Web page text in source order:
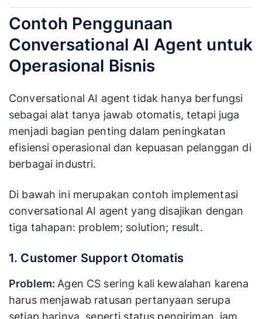
Contoh Penggunaan
Conversational AI Agent untuk
Operasional Bisnis
Conversational AI agent tidak hanya berfungsi
sebagai alat tanya jawab otomatis, tetapi juga
menjadi bagian penting dalam peningkatan
efisiensi operasional dan kepuasan pelanggan di
berbagai industri.
Di bawah ini merupakan contoh implementasi
conversational AI agent yang disajikan dengan
tiga tahapan: problem; solution; result.
1. Customer Support Otomatis
Problem: Agen CS sering kali kewalahan karena
harus menjawab ratusan pertanyaan serupa
setiap harinya, seperti status pengiriman, jam